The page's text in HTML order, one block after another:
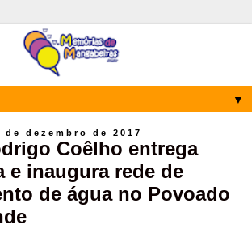
▼
dezembro de 2017
Coêlho entrega
e inaugura rede de
de água no Povoado